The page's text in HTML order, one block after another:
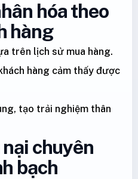
hóa theo
hàng
trên lịch sử mua hàng.
hàng cảm thấy được
tạo trải nghiệm thân
chuyên
bạch